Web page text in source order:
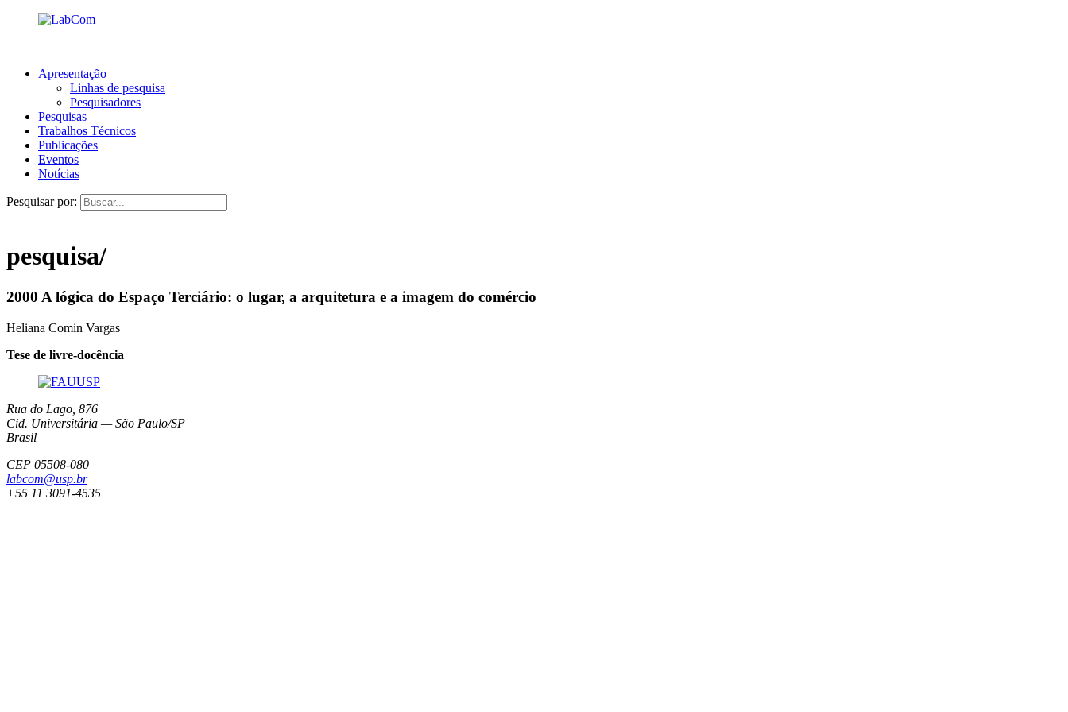
Apresentação
Linhas de pesquisa
Pesquisadores
Pesquisas
Trabalhos Técnicos
Publicações
Eventos
Notícias
Pesquisar por:
pesquisa/
2000 A lógica do Espaço Terciário: o lugar, a arquitetura e a imagem do comércio
Heliana Comin Vargas
Tese de livre-docência
Rua do Lago, 876
Cid. Universitária — São Paulo/SP
Brasil
CEP 05508-080
labcom@usp.br
+55 11 3091-4535